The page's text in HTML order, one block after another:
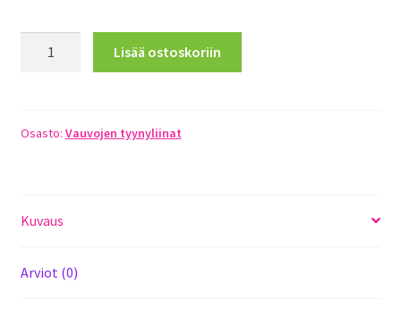
unikaveri
Lisää ostoskoriin
Osasto: Vauvojen tyynyliinat
Kuvaus
Arviot (0)